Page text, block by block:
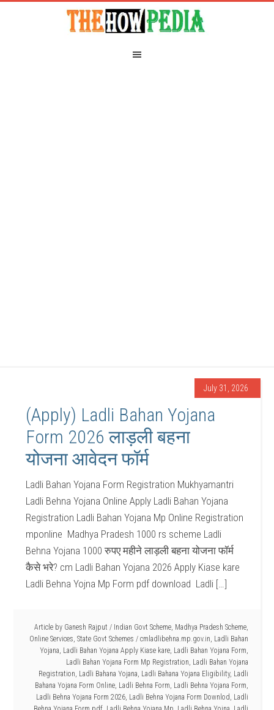
July 31, 2026
(Apply) Ladli Bahan Yojana
Form 2026 लाड़ली बहना
योजना आवेदन फॉर्म
Ladli Bahan Yojana Form Registration Mukhyamantri
Ladli Behna Yojana Online Apply Ladli Bahan Yojana
Registration Ladli Bahan Yojana Mp Online Registration
mponline Madhya Pradesh 1000 rs scheme Ladli
Behna Yojana 1000 रुपए महीने लाड़ली बहना योजना फॉर्म
कैसे भरे? cm Ladli Bahan Yojana 2026 Apply Kiase kare
Ladli Behna Yojna Mp Form pdf download Ladli […]
Article by Ganesh Rajput / Indian Govt Scheme, Madhya Pradesh Scheme,
Online Services, State Govt Schemes / cmladlibehna.mp.gov.in, Ladli Bahan
Yojana, Ladli Bahan Yojana Apply Kiase kare, Ladli Bahan Yojana Form,
Ladli Bahan Yojana Form Mp Registration, Ladli Bahan Yojana
Registration, Ladli Bahana Yojana, Ladli Bahana Yojana Eligibility, Ladli
Bahana Yojana Form Online, Ladli Behna Form, Ladli Behna Yojana Form,
Ladli Behna Yojana Form 2026, Ladli Behna Yojana Form Downlod, Ladli